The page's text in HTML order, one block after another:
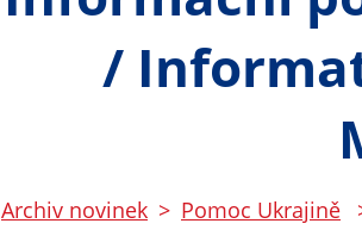
/
Archiv novinek Pomoc Ukrajině